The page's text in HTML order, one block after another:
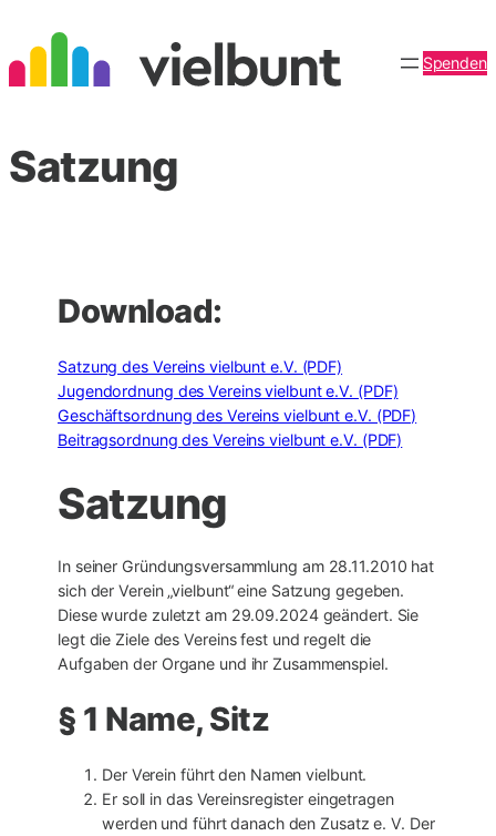
Inhalt
springen
Spenden
Satzung
Download:
Satzung des Vereins vielbunt e.V. (PDF)
Jugendordnung des Vereins vielbunt e.V. (PDF)
Geschäftsordnung des Vereins vielbunt e.V. (PDF)
Beitragsordnung des Vereins vielbunt e.V. (PDF)
Satzung
In seiner Gründungsversammlung am 28.11.2010 hat
sich der Verein „vielbunt“ eine Satzung gegeben.
Diese wurde zuletzt am 29.09.2024 geändert. Sie
legt die Ziele des Vereins fest und regelt die
Aufgaben der Organe und ihr Zusammenspiel.
§ 1 Name, Sitz
Der Verein führt den Namen vielbunt.
Er soll in das Vereinsregister eingetragen
werden und führt danach den Zusatz e. V. Der